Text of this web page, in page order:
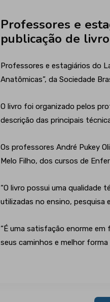
Professores e
publicação de livro
Professores e estagiários do
Anatômicas”, da Sociedade
O livro foi organizado pelos
descrição das principais
Os professores André Pukey
Melo Filho, dos cursos de
“O livro possui uma qualidade
utilizadas no ensino, pesquisa
“É uma satisfação enorme
seus caminhos e melhor